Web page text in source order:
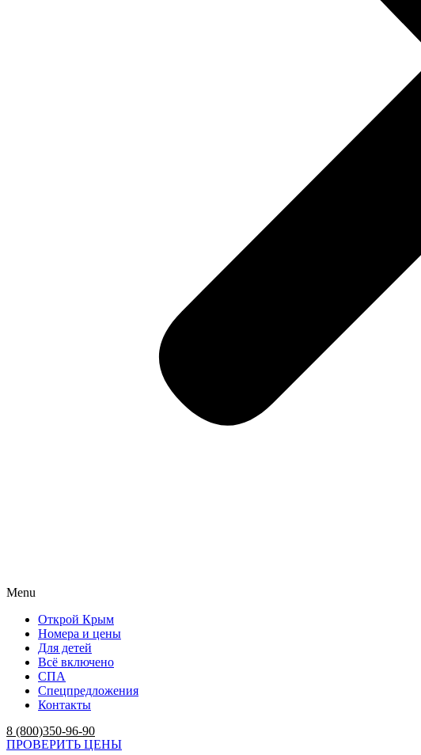
Menu
Открой Крым
Номера и цены
Для детей
Всё включено
СПА
Спецпредложения
Контакты
8 (800)350-96-90
ПРОВЕРИТЬ ЦЕНЫ